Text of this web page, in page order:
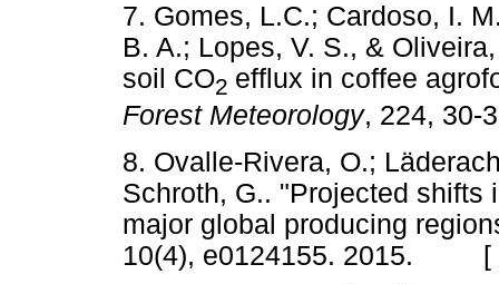
7. Gomes, L.C.; Cardoso, I.
B. A.; Lopes, V. S., &
soil CO2 efflux in coffee
Forest Meteorology, 224,
8. Ovalle-Rivera, O.;
Schroth, G.. "Projected shifts
major global producing
10(4), e0124155. 2015. [